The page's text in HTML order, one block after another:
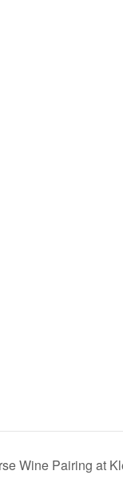
Wine Pairing at